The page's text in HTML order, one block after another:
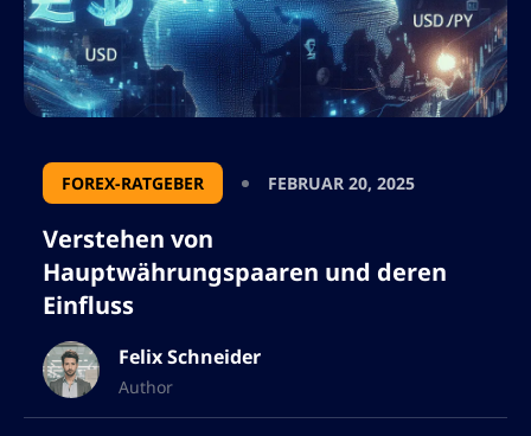
FOREX-RATGEBER FEBRUAR 20, 2025
Verstehen von
Hauptwährungspaaren und deren
Einfluss
Felix Schneider
Author